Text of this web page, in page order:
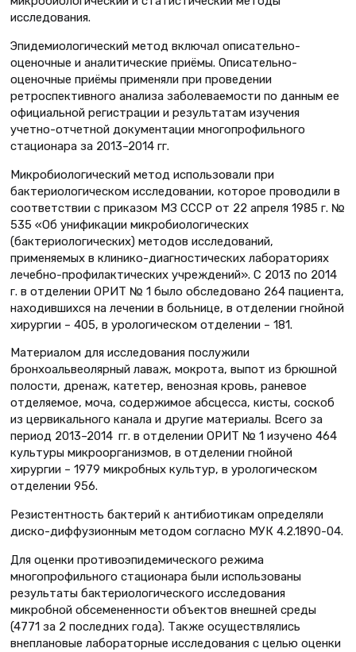
исследования.
Эпидемиологический метод включал описательно-
оценочные и аналитические приёмы. Описательно-
оценочные приёмы применяли при проведении
ретроспективного анализа заболеваемости по данным ее
официальной регистрации и результатам изучения
учетно-отчетной документации многопрофильного
стационара за 2013–2014 гг.
Микробиологический метод использовали при
бактериологическом исследовании, которое проводили в
соответствии с приказом МЗ СССР от 22 апреля 1985 г. №
535 «Об унификации микробиологических
(бактериологических) методов исследований,
применяемых в клинико-диагностических лабораториях
лечебно-профилактических учреждений». С 2013 по 2014
г. в отделении ОРИТ № 1 было обследовано 264 пациента,
находившихся на лечении в больнице, в отделении гнойной
хирургии – 405, в урологическом отделении – 181.
Материалом для исследования послужили
бронхоальвеолярный лаваж, мокрота, выпот из брюшной
полости, дренаж, катетер, венозная кровь, раневое
отделяемое, моча, содержимое абсцесса, кисты, соскоб
из цервикального канала и другие материалы. Всего за
период 2013–2014 гг. в отделении ОРИТ № 1 изучено 464
культуры микроорганизмов, в отделении гнойной
хирургии – 1979 микробных культур, в урологическом
отделении 956.
Резистентность бактерий к антибиотикам определяли
диско-диффузионным методом согласно МУК 4.2.1890-04.
Для оценки противоэпидемического режима
многопрофильного стационара были использованы
результаты бактериологического исследования
микробной обсемененности объектов внешней среды
(4771 за 2 последних года). Также осуществлялись
внеплановые лабораторные исследования с целью оценки